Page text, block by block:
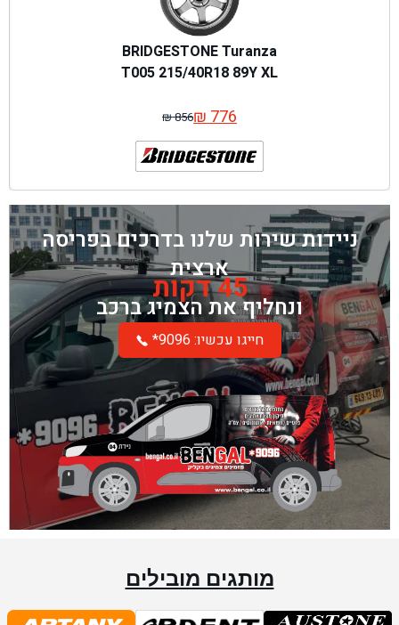
BRIDGESTONE Turanza
T005 215/40R18 89Y XL
₪856
המחיר
המקורי
היה:
₪ 856.
₪776 המחיר
הנוכחי
הוא:
₪ 776.
ניידות שירות שלנו בדרכים בפריסה
ארצית
45 דקות
ונחליף את הצמיג ברכב
*חייגו עכשיו: 9096
מותגים מובילים